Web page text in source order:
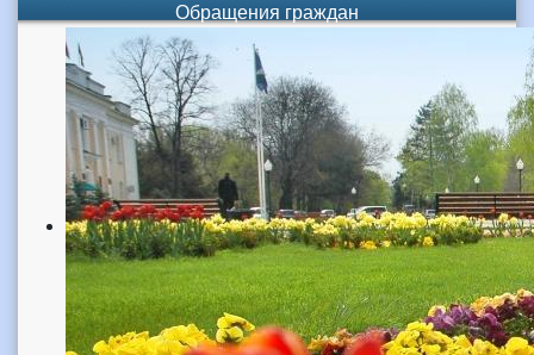
Обращения граждан